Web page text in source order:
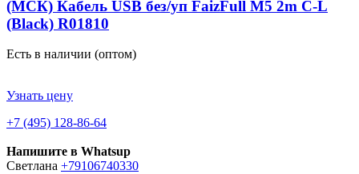
(МСК) Кабель USB без/уп FaizFull M5 2m C-L
(Black) R01810
Есть в наличии (оптом)
Узнать цену
+7 (495) 128-86-64
Напишите в Whatsup
Светлана +79106740330